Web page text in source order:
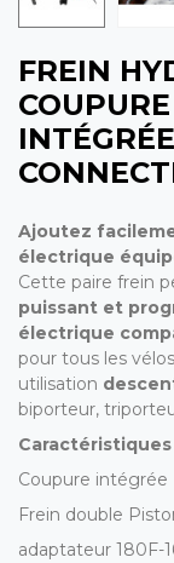
FREIN
Ajoutez
électrique
Cette paire frein
puissant et
électrique
pour tous les
utilisation
biporteur,
Caractéristiques
Coupure intégrée
Frein double
adaptateur 180F-